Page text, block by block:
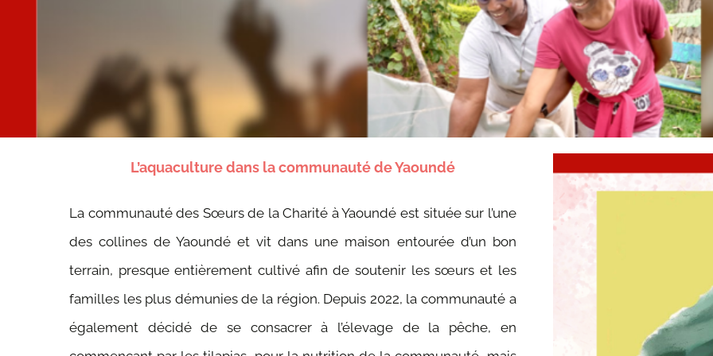
L’aquaculture dans la communauté de Yaoundé
La communauté des Sœurs de la Charité à Yaoundé est située sur l’une
des collines de Yaoundé et vit dans une maison entourée d’un bon
terrain, presque entièrement cultivé afin de soutenir les sœurs et les
familles les plus démunies de la région. Depuis 2022, la communauté a
également décidé de se consacrer à l’élevage de la pêche, en